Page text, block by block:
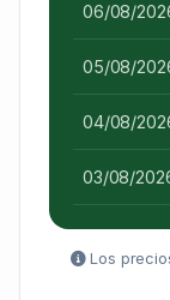
06/08/
05/08/
04/08/
03/08/
Los